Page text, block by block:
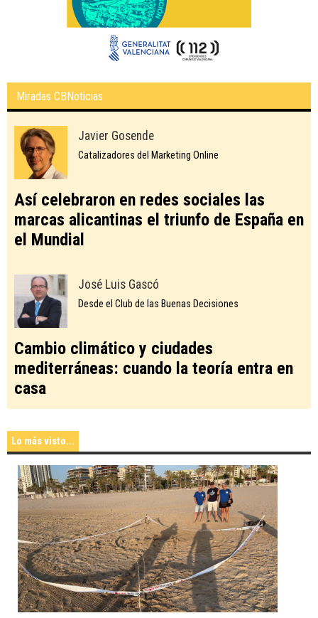
Miradas CBNoticias
Javier Gosende
Catalizadores del Marketing Online
Así celebraron en redes sociales las
marcas alicantinas el triunfo de España en
el Mundial
José Luis Gascó
Desde el Club de las Buenas Decisiones
Cambio climático y ciudades
mediterráneas: cuando la teoría entra en
casa
Lo más visto...